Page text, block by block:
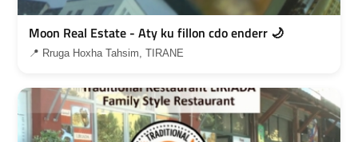
Moon Real Estate - Aty ku fillon cdo enderr 🌙
📍 Rruga Hoxha Tahsim, TIRANE